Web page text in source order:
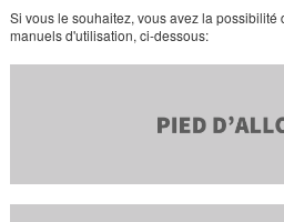
Si vous le souhaitez, vous avez la
manuels d'utilisation, ci-dessous: